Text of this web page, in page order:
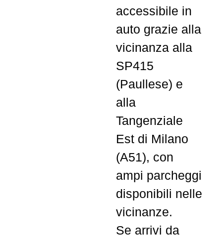
accessibile in
auto grazie alla
vicinanza alla
SP415
(Paullese) e
alla
Tangenziale
Est di Milano
(A51), con
ampi parcheggi
disponibili nelle
vicinanze.
Se arrivi da